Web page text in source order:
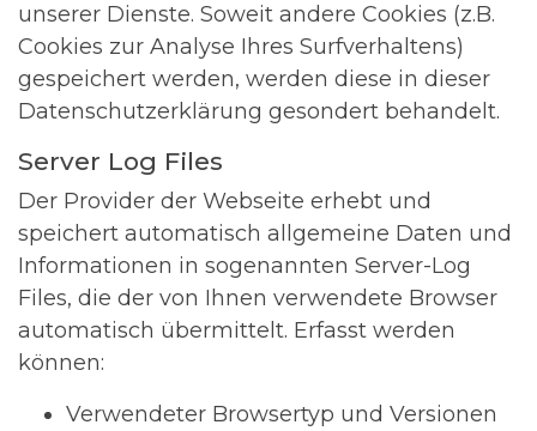
unserer Dienste. Soweit andere Cookies (z.B.
Cookies zur Analyse Ihres Surfverhaltens)
gespeichert werden, werden diese in dieser
Datenschutzerklärung gesondert behandelt.
Server Log Files
Der Provider der Webseite erhebt und
speichert automatisch allgemeine Daten und
Informationen in sogenannten Server-Log
Files, die der von Ihnen verwendete Browser
automatisch übermittelt. Erfasst werden
können:
Verwendeter Browsertyp und Versionen